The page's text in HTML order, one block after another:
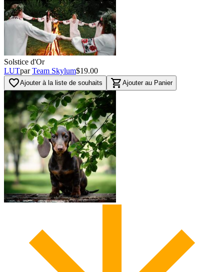
Solstice d'Or
LUTpar Team Skylum$19.00
favorite_borderAjouter à la liste de souhaits shopping_cart Ajouter au Panier